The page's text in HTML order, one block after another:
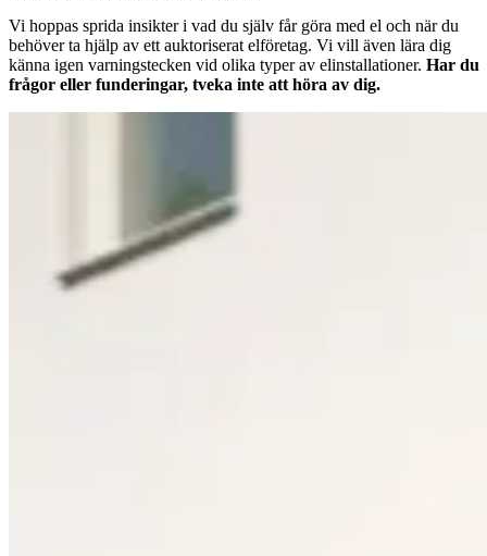
Vi hoppas sprida insikter i vad du själv får göra med el och när du
behöver ta hjälp av ett auktoriserat elföretag. Vi vill även lära dig
känna igen varningstecken vid olika typer av elinstallationer. Har du
frågor eller funderingar, tveka inte att höra av dig.